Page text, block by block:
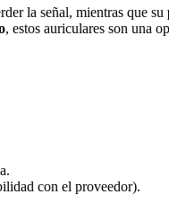
la señal, mientras que su
, estos auriculares son una
con el proveedor).